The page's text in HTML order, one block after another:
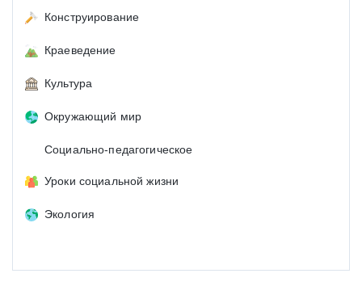
Конструирование
Краеведение
Культура
Окружающий мир
Социально-педагогическое
Уроки социальной жизни
Экология